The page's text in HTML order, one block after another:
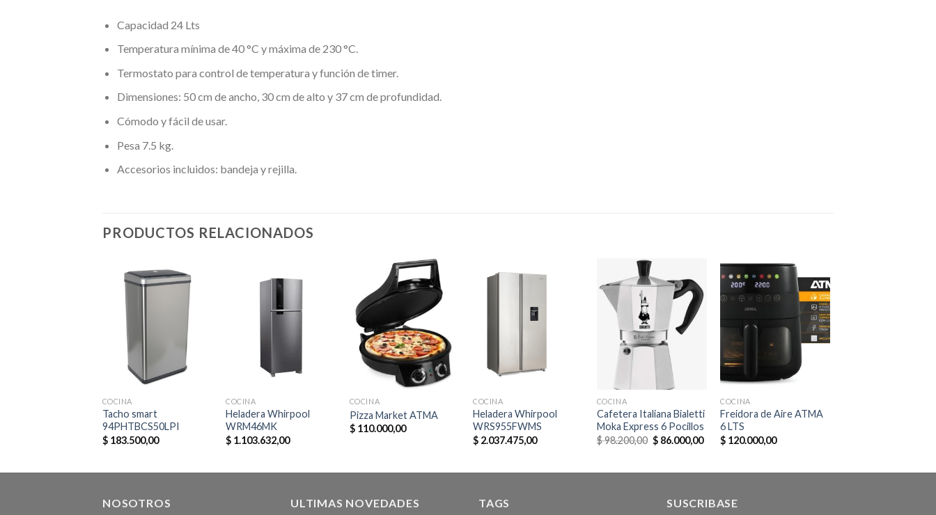
Capacidad 24 Lts
Temperatura mínima de 40 °C y máxima de 230 °C.
Termostato para control de temperatura y función de timer.
Dimensiones: 50 cm de ancho, 30 cm de alto y 37 cm de profundidad.
Cómodo y fácil de usar.
Pesa 7.5 kg.
Accesorios incluidos: bandeja y rejilla.
PRODUCTOS RELACIONADOS
COCINA
Tacho smart
94PHTBCS50LPI
$183.500,00
COCINA
Heladera Whirpool
WRM46MK
$ 1.103.632,00
COCINA
Pizza Market ATMA
$110.000,00
COCINA
Heladera Whirpool
WRS955FWMS
$ 2.037.475,00
COCINA
Cafetera Italiana Bialetti
Moka Express 6 Pocillos
$98.200,00 $ 86.000,00
COCINA
Freidora de Aire ATMA
6 LTS
$ 120.000,00
NOSOTROS ULTIMAS NOVEDADES TAGS SUSCRIBASE